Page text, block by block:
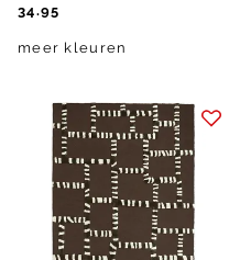
34.95
meer kleuren